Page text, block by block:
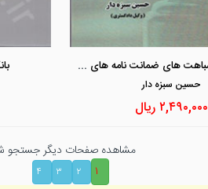
تفاوت ها و شباهت های ضمانت نامه های بانکی با سایر اعتبارات اسنادی و اعتبارنامه های تضمینی
حسين سبزه دار
۲,۴۹۰,۰۰۰ریال
مشاهده صفحات دیگر جستجو
۱
۲ ۳ ۴